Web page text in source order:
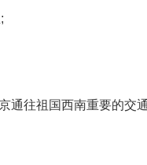
通往祖国西南重要的交通